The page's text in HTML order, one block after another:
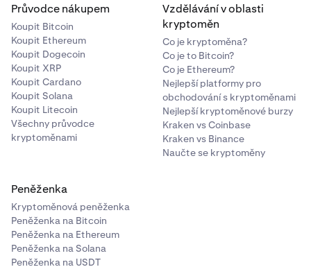
Průvodce nákupem
Koupit Bitcoin
Koupit Ethereum
Koupit Dogecoin
Koupit XRP
Koupit Cardano
Koupit Solana
Koupit Litecoin
Všechny průvodce
kryptoměnami
Vzdělávání v oblasti
kryptoměn
Co je kryptoměna?
Co je to Bitcoin?
Co je Ethereum?
Nejlepší platformy pro
obchodování s kryptoměnami
Nejlepší kryptoměnové burzy
Kraken vs Coinbase
Kraken vs Binance
Naučte se kryptoměny
Peněženka
Kryptoměnová peněženka
Peněženka na Bitcoin
Peněženka na Ethereum
Peněženka na Solana
Peněženka na USDT